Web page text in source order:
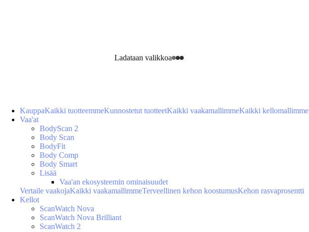
Ladataan valikkoa
KauppaKaikki tuotteemmeKunnostetut tuotteetKaikki vaakamallimmeKaikki kellomallimme
Vaa'at
BodyScan 2
Body Scan
BodyFit
Body Comp
Body Smart
Lisää
Vaa'an ekosysteemin ominaisuudet
Vertaile vaakojaKaikki vaakamallimmeTerveellinen kehon koostumusKehon rasvaprosentti
Kellot
ScanWatch Nova
ScanWatch Nova Brilliant
ScanWatch 2